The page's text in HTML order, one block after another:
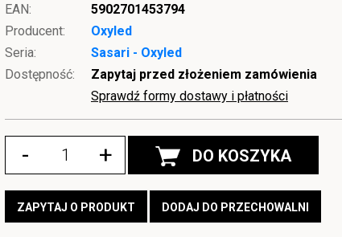
EAN:
5902701453794
Producent:
Oxyled
Seria:
Sasari - Oxyled
Dostępność:
Zapytaj przed złożeniem zamówienia
Sprawdź formy dostawy i płatności
- + DO KOSZYKA
ZAPYTAJ O PRODUKT DODAJ DO PRZECHOWALNI